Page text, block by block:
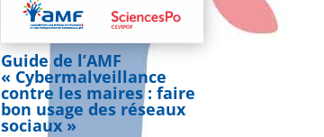
Guide de l’AMF
« Cybermalveillance
contre les maires : faire
bon usage des réseaux
sociaux »